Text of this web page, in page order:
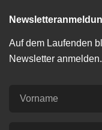
Auf dem Laufenden
Newsletter anmelden.